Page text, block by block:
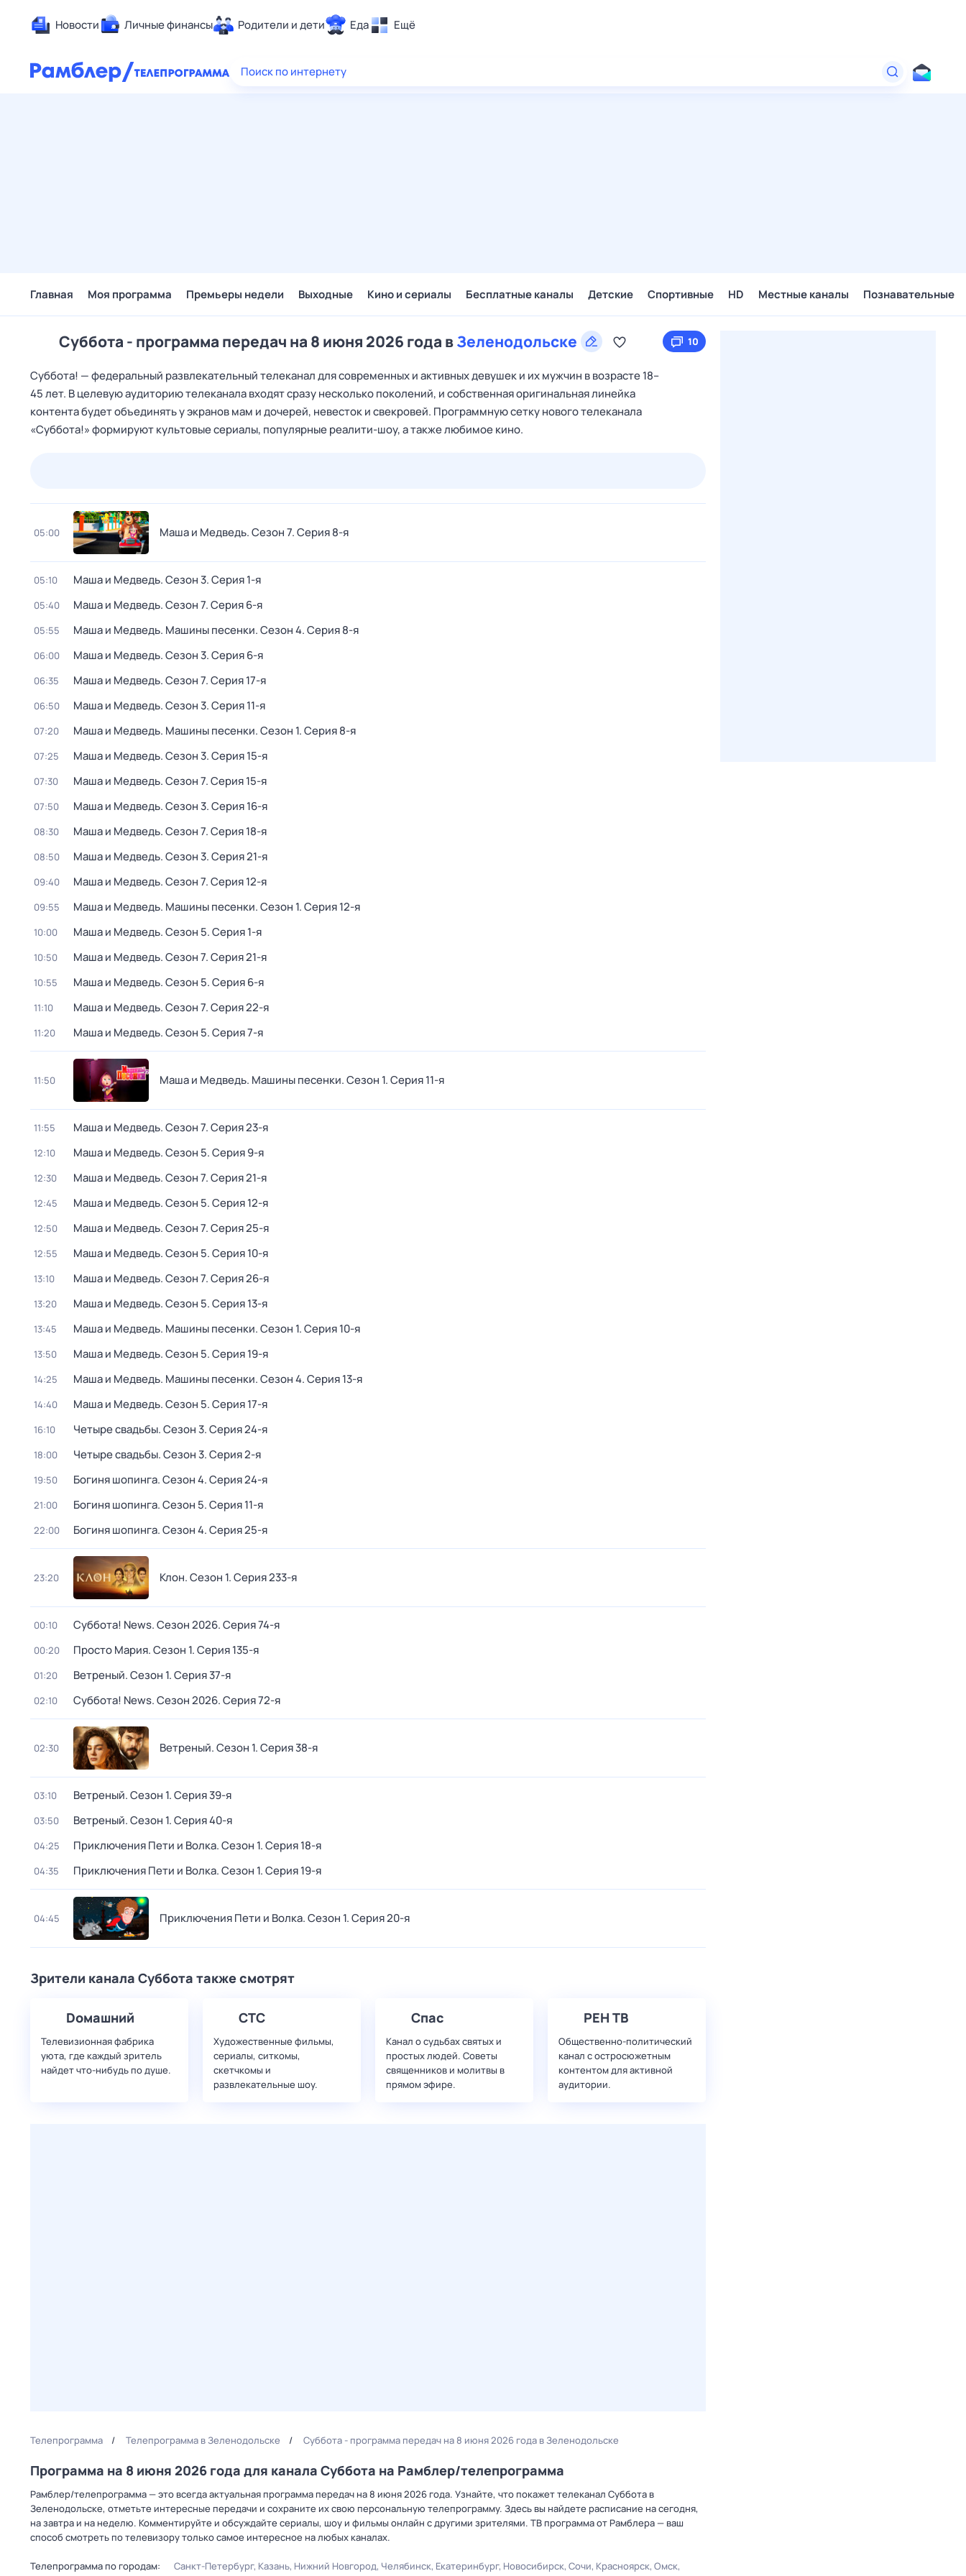
Новости Личные финансы Родители и дети Еда Ещё
Здоровье
Поиск по интернету
Главная Моя программа Премьеры недели Выходные Кино и сериалы Бесплатные каналы Детские Спортивные HD Местные каналы Познавательные
Суббота - программа передач на 8 июня 2026 года вЗеленодольске 10
Cуббота! — федеральный развлекательный телеканал для современных и активных девушек и их мужчин в возрасте 18–
45 лет. В целевую аудиторию телеканала входят сразу несколько поколений, и собственная оригинальная линейка
контента будет объединять у экранов мам и дочерей, невесток и свекровей. Программную сетку нового телеканала
«Суббота!» формируют культовые сериалы, популярные реалити-шоу, а также любимое кино.
05:00 Маша и Медведь. Сезон 7. Серия 8-я
05:10 Маша и Медведь. Сезон 3. Серия 1-я
05:40 Маша и Медведь. Сезон 7. Серия 6-я
05:55 Маша и Медведь. Машины песенки. Сезон 4. Серия 8-я
06:00 Маша и Медведь. Сезон 3. Серия 6-я
06:35 Маша и Медведь. Сезон 7. Серия 17-я
06:50 Маша и Медведь. Сезон 3. Серия 11-я
07:20 Маша и Медведь. Машины песенки. Сезон 1. Серия 8-я
07:25 Маша и Медведь. Сезон 3. Серия 15-я
07:30 Маша и Медведь. Сезон 7. Серия 15-я
07:50 Маша и Медведь. Сезон 3. Серия 16-я
08:30 Маша и Медведь. Сезон 7. Серия 18-я
08:50 Маша и Медведь. Сезон 3. Серия 21-я
09:40 Маша и Медведь. Сезон 7. Серия 12-я
09:55 Маша и Медведь. Машины песенки. Сезон 1. Серия 12-я
10:00 Маша и Медведь. Сезон 5. Серия 1-я
10:50 Маша и Медведь. Сезон 7. Серия 21-я
10:55 Маша и Медведь. Сезон 5. Серия 6-я
11:10 Маша и Медведь. Сезон 7. Серия 22-я
11:20 Маша и Медведь. Сезон 5. Серия 7-я
11:50 Маша и Медведь. Машины песенки. Сезон 1. Серия 11-я
11:55 Маша и Медведь. Сезон 7. Серия 23-я
12:10 Маша и Медведь. Сезон 5. Серия 9-я
12:30 Маша и Медведь. Сезон 7. Серия 21-я
12:45 Маша и Медведь. Сезон 5. Серия 12-я
12:50 Маша и Медведь. Сезон 7. Серия 25-я
12:55 Маша и Медведь. Сезон 5. Серия 10-я
13:10 Маша и Медведь. Сезон 7. Серия 26-я
13:20 Маша и Медведь. Сезон 5. Серия 13-я
13:45 Маша и Медведь. Машины песенки. Сезон 1. Серия 10-я
13:50 Маша и Медведь. Сезон 5. Серия 19-я
14:25 Маша и Медведь. Машины песенки. Сезон 4. Серия 13-я
14:40 Маша и Медведь. Сезон 5. Серия 17-я
16:10 Четыре свадьбы. Сезон 3. Серия 24-я
18:00 Четыре свадьбы. Сезон 3. Серия 2-я
19:50 Богиня шопинга. Сезон 4. Серия 24-я
21:00 Богиня шопинга. Сезон 5. Серия 11-я
22:00 Богиня шопинга. Сезон 4. Серия 25-я
23:20 Клон. Сезон 1. Серия 233-я
00:10 Суббота! News. Сезон 2026. Серия 74-я
00:20 Просто Мария. Сезон 1. Серия 135-я
01:20 Ветреный. Сезон 1. Серия 37-я
02:10 Суббота! News. Сезон 2026. Серия 72-я
02:30 Ветреный. Сезон 1. Серия 38-я
03:10 Ветреный. Сезон 1. Серия 39-я
03:50 Ветреный. Сезон 1. Серия 40-я
04:25 Приключения Пети и Волка. Сезон 1. Серия 18-я
04:35 Приключения Пети и Волка. Сезон 1. Серия 19-я
04:45 Приключения Пети и Волка. Сезон 1. Серия 20-я
Зрители канала Суббота также смотрят
Dомашний
Телевизионная фабрика
уюта, где каждый зритель
найдет что‑нибудь по душе.
СТС
Художественные фильмы,
сериалы, ситкомы,
скетчкомы и
развлекательные шоу.
Спас
Канал о судьбах святых и
простых людей. Советы
священников и молитвы в
прямом эфире.
РЕН ТВ
Общественно-политический
канал с остросюжетным
контентом для активной
аудитории.
Телепрограмма Телепрограмма в Зеленодольске Суббота - программа передач на 8 июня 2026 года в Зеленодольске
Программа на 8 июня 2026 года для канала Суббота на Рамблер/телепрограмма
Рамблер/телепрограмма — это всегда актуальная программа передач на 8 июня 2026 года. Узнайте, что покажет телеканал Суббота в
Зеленодольске, отметьте интересные передачи и сохраните их свою персональную телепрограмму. Здесь вы найдете расписание на сегодня,
на завтра и на неделю. Комментируйте и обсуждайте сериалы, шоу и фильмы онлайн с другими зрителями. ТВ программа от Рамблера — ваш
способ смотреть по телевизору только самое интересное на любых каналах.
Телепрограмма по городам: Санкт-Петербург Казань Нижний Новгород Челябинск Екатеринбург Новосибирск Сочи Красноярск Омск